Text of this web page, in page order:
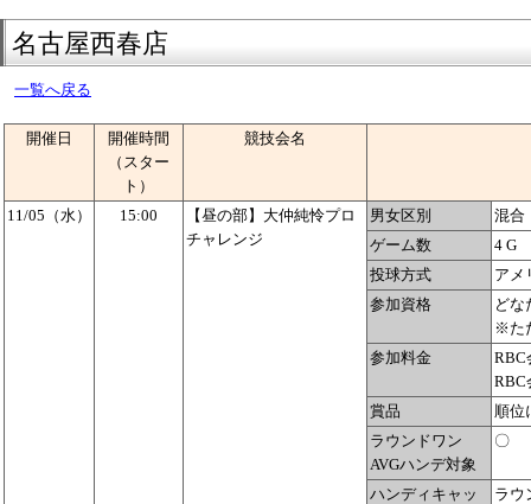
名古屋西春店
一覧へ戻る
開催日
開催時間
（スター
ト）
競技会名
11/05（水） 15:00
【昼の部】大仲純怜プロ
チャレンジ
男女区別
混合
ゲーム数
4 G
投球方式
アメ
参加資格
どな
※た
参加料金
RBC
RBC
賞品
順位
ラウンドワン
AVGハンデ対象
〇
ハンディキャッ
ラウ